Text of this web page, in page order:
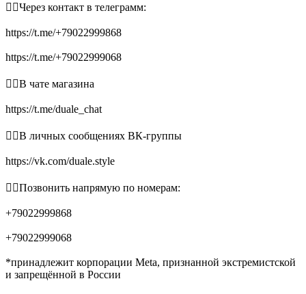
👉🏻Через контакт в телеграмм:
https://t.me/+79022999868
https://t.me/+79022999068
👉🏻В чате магазина
https://t.me/duale_chat
👉🏻В личных сообщениях ВК-группы
https://vk.com/duale.style
👉🏻Позвонить напрямую по номерам:
+79022999868
+79022999068
*принадлежит корпорации Meta, признанной экстремистской
и запрещённой в России